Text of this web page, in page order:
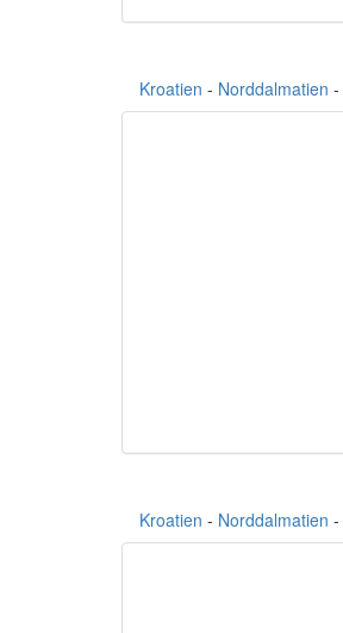
Kroatien - Norddalmatien -
Kroatien - Norddalmatien -